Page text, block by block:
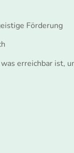
Förderung
erreichbar ist,